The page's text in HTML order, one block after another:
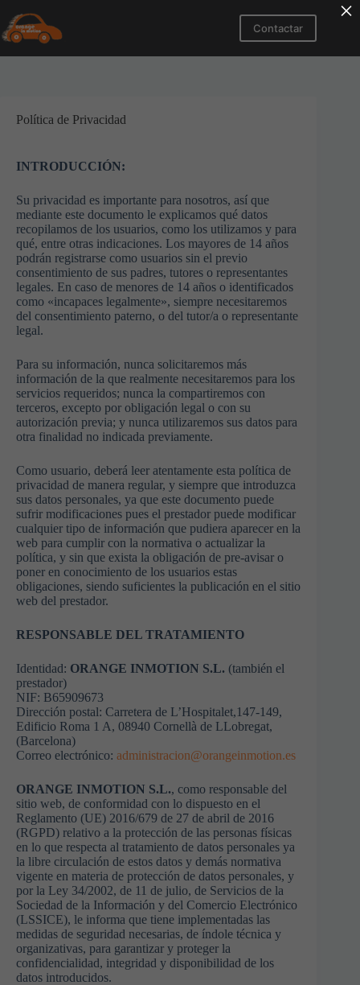
contenido
Contactar
Política de Privacidad
INTRODUCCIÓN:
Su privacidad es importante para nosotros, así que
mediante este documento le explicamos qué datos
recopilamos de los usuarios, como los utilizamos y para
qué, entre otras indicaciones. Los mayores de 14 años
podrán registrarse como usuarios sin el previo
consentimiento de sus padres, tutores o representantes
legales. En caso de menores de 14 años o identificados
como «incapaces legalmente», siempre necesitaremos
del consentimiento paterno, o del tutor/a o representante
legal.
Para su información, nunca solicitaremos más
información de la que realmente necesitaremos para los
servicios requeridos; nunca la compartiremos con
terceros, excepto por obligación legal o con su
autorización previa; y nunca utilizaremos sus datos para
otra finalidad no indicada previamente.
Como usuario, deberá leer atentamente esta política de
privacidad de manera regular, y siempre que introduzca
sus datos personales, ya que este documento puede
sufrir modificaciones pues el prestador puede modificar
cualquier tipo de información que pudiera aparecer en la
web para cumplir con la normativa o actualizar la
política, y sin que exista la obligación de pre-avisar o
poner en conocimiento de los usuarios estas
obligaciones, siendo suficientes la publicación en el sitio
web del prestador.
RESPONSABLE DEL TRATAMIENTO
Identidad: ORANGE INMOTION S.L. (también el
prestador)
NIF: B65909673
Dirección postal: Carretera de L’Hospitalet,147-149,
Edificio Roma 1 A, 08940 Cornellà de LLobregat,
(Barcelona)
Correo electrónico: administracion@orangeinmotion.es
ORANGE INMOTION S.L., como responsable del
sitio web, de conformidad con lo dispuesto en el
Reglamento (UE) 2016/679 de 27 de abril de 2016
(RGPD) relativo a la protección de las personas físicas
en lo que respecta al tratamiento de datos personales ya
la libre circulación de estos datos y demás normativa
vigente en materia de protección de datos personales, y
por la Ley 34/2002, de 11 de julio, de Servicios de la
Sociedad de la Información y del Comercio Electrónico
(LSSICE), le informa que tiene implementadas las
medidas de seguridad necesarias, de índole técnica y
organizativas, para garantizar y proteger la
confidencialidad, integridad y disponibilidad de los
datos introducidos.
×